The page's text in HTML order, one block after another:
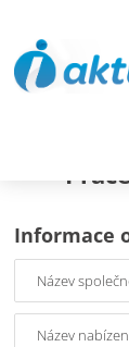
Práce
Informace